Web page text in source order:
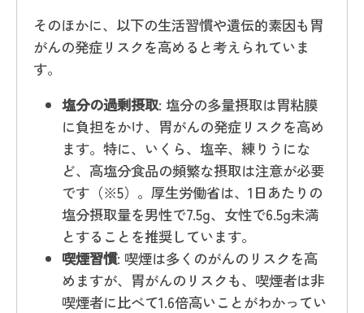
そのほかに、以下の生活習慣や遺伝的素因も胃
がんの発症リスクを高めると考えられていま
す。
塩分の過剰摂取: 塩分の多量摂取は胃粘膜
に負担をかけ、胃がんの発症リスクを高め
ます。特に、いくら、塩辛、練りうにな
ど、高塩分食品の頻繁な摂取は注意が必要
です（※5）。厚生労働省は、1日あたりの
塩分摂取量を男性で7.5g、女性で6.5g未満
とすることを推奨しています。
喫煙習慣: 喫煙は多くのがんのリスクを高
めますが、胃がんのリスクも、喫煙者は非
喫煙者に比べて1.6倍高いことがわかってい